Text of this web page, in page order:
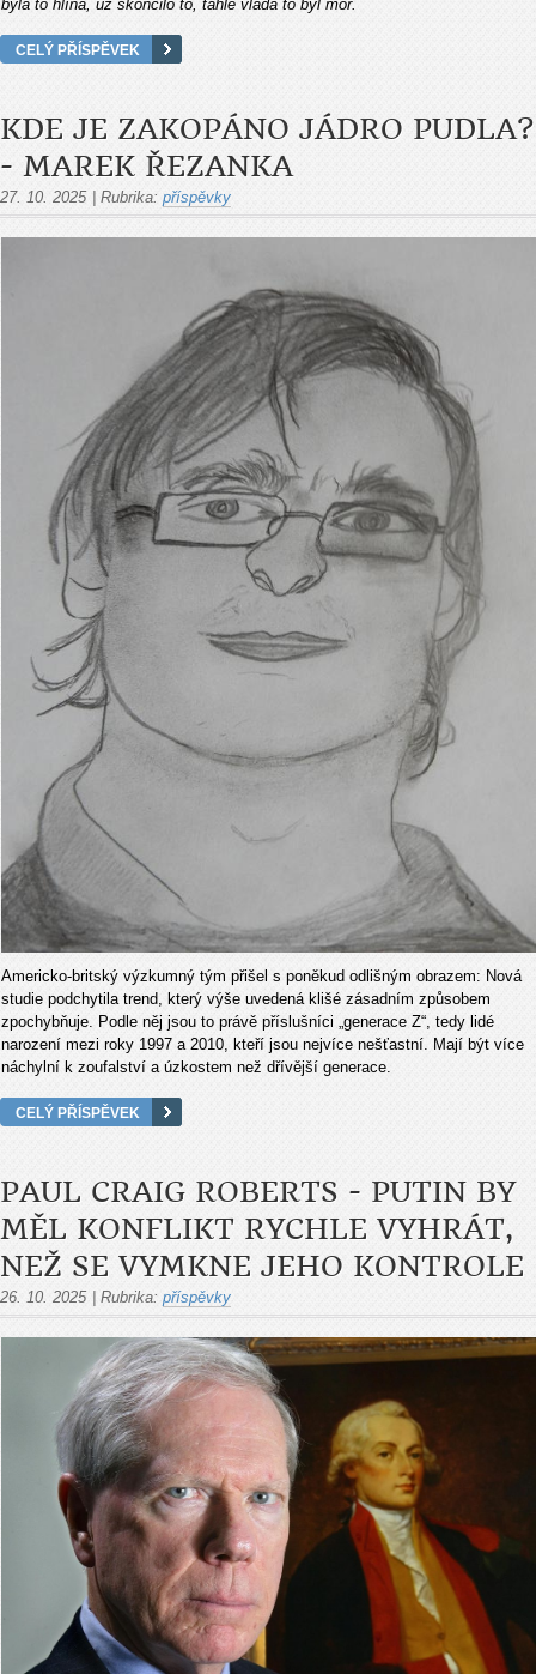
byla to hlína, už skončilo to, tahle vláda to byl mor.
CELÝ PŘÍSPĚVEK
KDE JE ZAKOPÁNO JÁDRO PUDLA?
- MAREK ŘEZANKA
27. 10. 2025 Rubrika: příspěvky
Americko-britský výzkumný tým přišel s poněkud odlišným obrazem: Nová
studie podchytila trend, který výše uvedená klišé zásadním způsobem
zpochybňuje. Podle něj jsou to právě příslušníci „generace Z“, tedy lidé
narození mezi roky 1997 a 2010, kteří jsou nejvíce nešťastní. Mají být více
náchylní k zoufalství a úzkostem než dřívější generace.
CELÝ PŘÍSPĚVEK
PAUL CRAIG ROBERTS - PUTIN BY
MĚL KONFLIKT RYCHLE VYHRÁT,
NEŽ SE VYMKNE JEHO KONTROLE
26. 10. 2025 | Rubrika: příspěvky